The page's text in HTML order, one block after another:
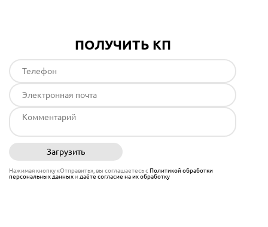
ПОЛУЧИТЬ КП
Загрузить
Нажимая кнопку «Отправить», вы соглашаетесь сПолитикой обработки
персональных данныхи даёте согласие на их обработку